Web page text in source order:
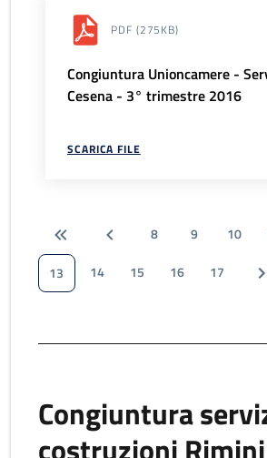
PDF (275KB)
Congiuntura Unioncamere -
Cesena - 3° trimestre 2016
SCARICA FILE
8 9 10
13
14 15 16 17
Congiuntura